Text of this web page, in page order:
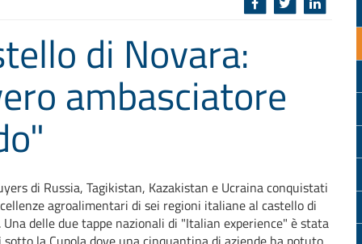
di Novara:
ambasciatore
di Russia, Tagikistan, Kazakistan e Ucraina conquistati
agroalimentari di sei regioni italiane al castello di
Una delle due tappe nazionali di "Italian experience" è stata